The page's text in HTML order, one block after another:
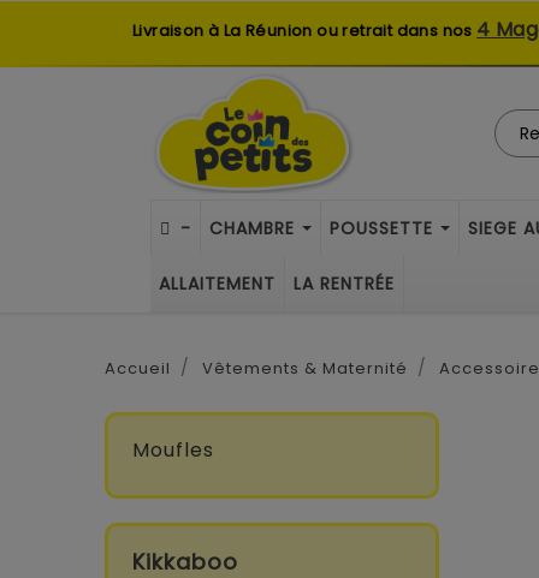
Livraison à La Réunion ou retrait dans nos 4
- CHAMBRE POUSSETTE SIEGE
ALLAITEMENT LA RENTRÉE
Accueil Vêtements & Maternité
Moufles
Kikkaboo